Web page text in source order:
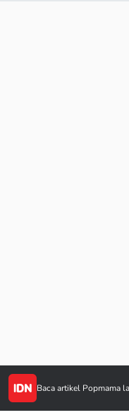
Baca artikel Popmama